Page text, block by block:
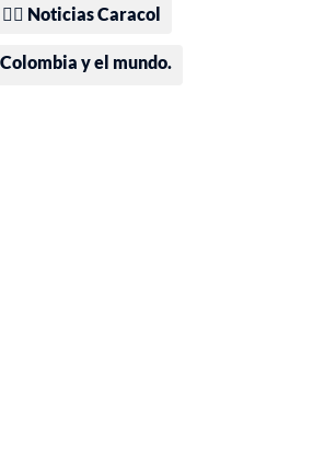
Noticias Caracol
y el mundo.